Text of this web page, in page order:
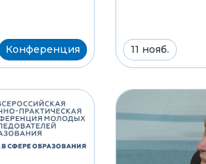
Конференция 11 нояб.